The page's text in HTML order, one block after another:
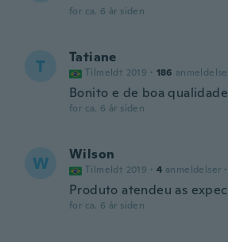
for ca. 6 år siden
T Tatiane
Tilmeldt 2019 · 186
Bonito e de boa qualidade
for ca. 6 år siden
W Wilson
Tilmeldt 2019 · 4 anmeldelser ·
Produto atendeu as
for ca. 6 år siden